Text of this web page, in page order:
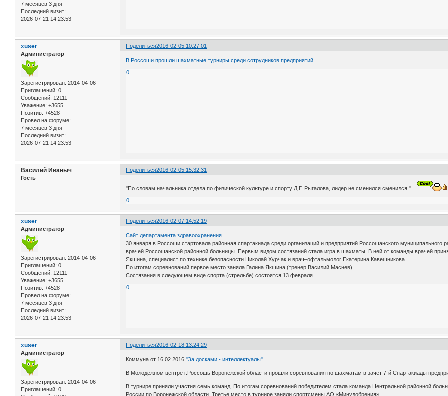
7 месяцев 3 дня
Последний визит:
2026-07-21 14:23:53
Поделиться2016-02-05 10:27:01
xuser
Администратор
Зарегистрирован: 2014-04-06
Приглашений: 0
Сообщений: 12111
Уважение: +3655
Позитив: +4528
Провел на форуме:
7 месяцев 3 дня
Последний визит:
2026-07-21 14:23:53
В Россоши прошли шахматные турниры среди сотрудников предприятий
0
Поделиться2016-02-05 15:32:31
Василий Иваныч
Гость
"По словам начальника отдела по физической культуре и спорту Д.Г. Рыгалова, лидер не сменился сменился."
0
Поделиться2016-02-07 14:52:19
xuser
Администратор
Зарегистрирован: 2014-04-06
Приглашений: 0
Сообщений: 12111
Уважение: +3655
Позитив: +4528
Провел на форуме:
7 месяцев 3 дня
Последний визит:
2026-07-21 14:23:53
Сайт департамента здравоохранения
30 января в Россоши стартовала районная спартакиада среди организаций и предприятий Россошанского
врачей Россошанской районной больницы. Первым видом состязаний стала игра в шахматы. В ней от команды врачей
Якшина, специалист по технике безопасности Николай Хурчак и врач–офтальмолог Екатерина Кавешникова.
По итогам соревнований первое место заняла Галина Якшина (тренер Василий Маснев).
Состязания в следующем виде спорта (стрельбе) состоятся 13 февраля.
0
Поделиться2016-02-18 13:24:29
xuser
Администратор
Зарегистрирован: 2014-04-06
Приглашений: 0
Коммуна от 16.02.2016"За досками - интеллектуалы"
В Молодёжном центре г.Россошь Воронежской области прошли соревнования по шахматам в зачёт 7-й Спартакиады
В турнире приняли участия семь команд. По итогам соревнований победителем стала команда Центральной районной
России по Воронежской области. Третье место в турнире заняли спортсмены АО «Минудобрения».